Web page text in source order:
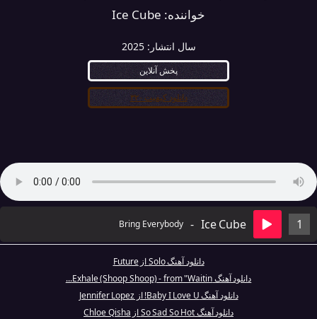
خواننده: Ice Cube
سال انتشار:2025
پخش آنلاین
دانلود کیفیت ۳۲۰
1
Ice Cube
-
Bring Everybody
دانلود آهنگ Solo از Future
دانلود آهنگ Exhale (Shoop Shoop) - from "Waitin...
دانلود آهنگ Baby I Love U! از Jennifer Lopez
دانلود آهنگ So Sad So Hot از Chloe Qisha